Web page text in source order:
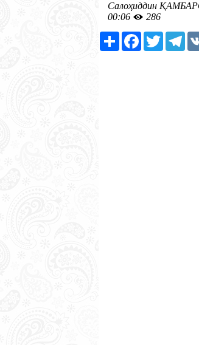
Салоҳиддин
00:06
286
РесурсFacebook
Twitter